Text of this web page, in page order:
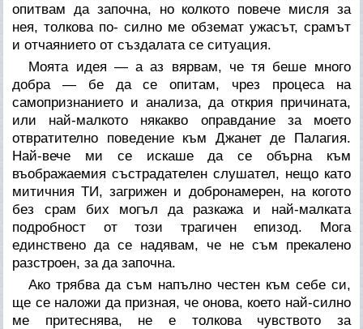
опитвам да започна, но колкото повече мисля за
нея, толкова по- силно ме обземат ужасът, срамът
и отчаянието от създалата се ситуация.
Моята идея — а аз вярвам, че тя беше много
добра — бе да се опитам, чрез процеса на
самопризнанието и анализа, да открия причината,
или най-малкото някакво оправдание за моето
отвратително поведение към Джанет де Палагия.
Най-вече ми се искаше да се обърна към
въображаемия състрадателен слушател, нещо като
митичния ТИ, загрижен и добронамерен, на когото
без срам бих могъл да разкажа и най-малката
подробност от този трагичен епизод. Мога
единствено да се надявам, че не съм прекалено
разстроен, за да започна.
Ако трябва да съм напълно честен към себе си,
ще се наложи да призная, че онова, което най-силно
ме притеснява, не е толкова чувството за